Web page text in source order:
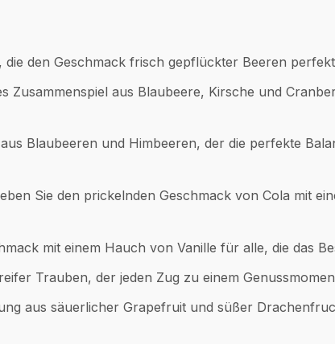
die den Geschmack frisch gepflückter Beeren
Zusammenspiel aus Blaubeere, Kirsche und
Blaubeeren und Himbeeren, der die perfekte
Sie den prickelnden Geschmack von Cola mit
mit einem Hauch von Vanille für alle, die das
Trauben, der jeden Zug zu einem
aus säuerlicher Grapefruit und süßer